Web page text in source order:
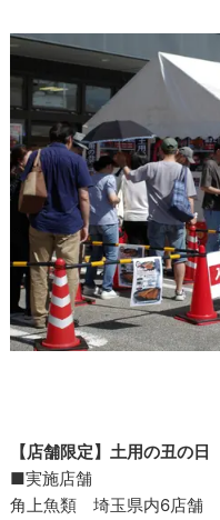
【店舗限定】土用の丑の
■実施店舗
角上魚類 埼玉県内6店舗